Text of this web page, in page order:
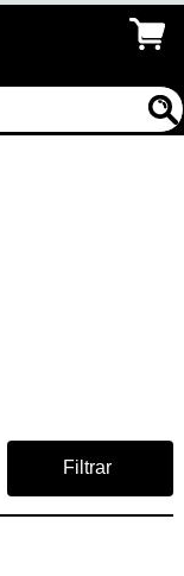
Filtrar